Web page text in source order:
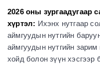
2026 оны зургаадугаар
хүртэл: Ихэнх нутгаар
аймгуудын нутгийн
аймгуудын нутгийн зарим
хойд болон зүүн хэсгээр